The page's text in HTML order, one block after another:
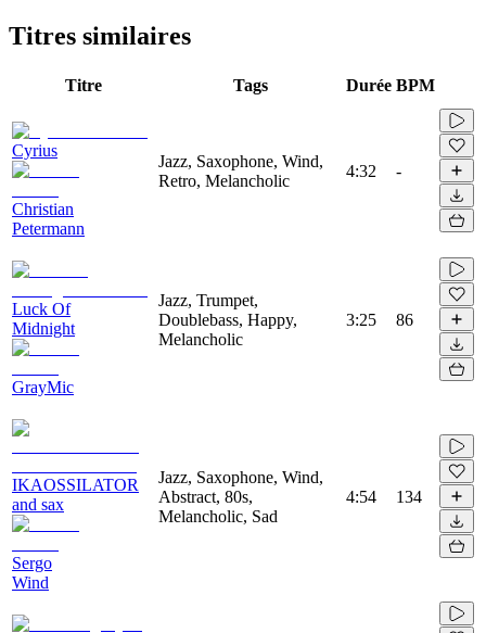
Titres similaires
Titre Tags Durée BPM
Cyrius
Christian
Petermann
Jazz, Saxophone, Wind,
Retro, Melancholic
4:32 -
Luck Of
Midnight
GrayMic
Jazz, Trumpet,
Doublebass, Happy,
Melancholic
3:25 86
IKAOSSILATOR
and sax
Sergo
Wind
Jazz, Saxophone, Wind,
Abstract, 80s,
Melancholic, Sad
4:54 134